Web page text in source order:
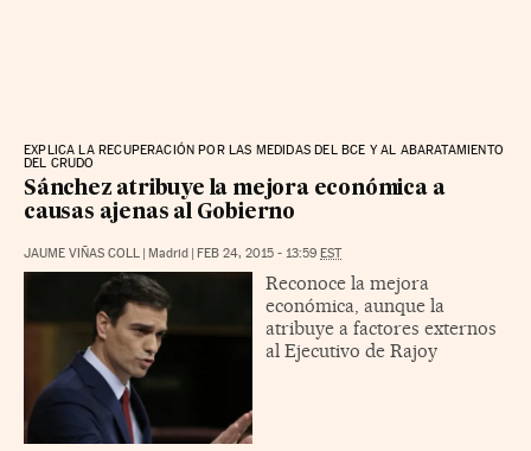
EXPLICA LA RECUPERACIÓN POR LAS MEDIDAS DEL BCE Y AL ABARATAMIENTO
DEL CRUDO
Sánchez atribuye la mejora económica a
causas ajenas al Gobierno
JAUME VIÑAS COLL Madrid FEB 24, 2015 - 13:59 EST
Reconoce la mejora
económica, aunque la
atribuye a factores externos
al Ejecutivo de Rajoy